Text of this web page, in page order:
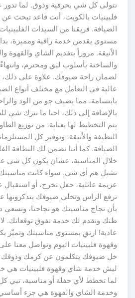
نتولى كل شي بحرفية وذوق. لما
فلبينيات بالكويت، أنت قاعد تبحث
الضيافة. فريقنا من السيدات
مستوى يقدمن خدمة راقية ومميزة،
الأنيقة. مروراً بتقديم الشاي والقهوة
والساخنة بأسلوب لبق ومحترم، وانتهاءً
لضمان راحة ضيوفك. علاوة على ذلك،
عالية في التعامل مع مختلف أنواع
بابتسامة، مما يضيف جو من الود
بالإضافة إلى ذلك، احنا ما نترك شي
يتم التخطيط لها بعناية، من توزيع
النظيفة والأنيقة، وتوفير كل
الضيافة. كما أننا نضمن لك النظافة
خلال المناسبة، عشان يكون كل شي
تشيل هم أي شي. سواء كانت
عزيمة عائلية، حفل تخرج، أو استقبال
ترفع الراس وتخلي ضيوفك يتذكرونها
بأن نجاح مناسبتك هو نجاحنا، ونسعى
ظنك ونقدم لك خدمة تفوق توقعاتك.
عادية! ارتقِ بمستوى مناسبتك وتميّز
خل ضيوفك يتكلمون عن كرمك وذوقك
ليش خدمة شاي وقهوة فلبينيات هي
لما تخطط لأي حفلة أو مناسبة، تبي
وخدمة الشاي والقهوة هي جزء